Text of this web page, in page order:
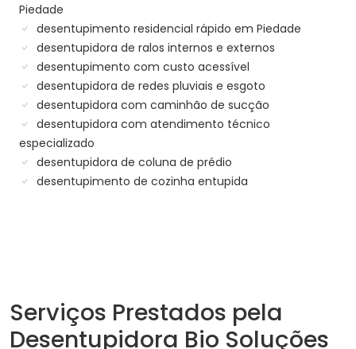
Piedade
desentupimento residencial rápido em Piedade
desentupidora de ralos internos e externos
desentupimento com custo acessível
desentupidora de redes pluviais e esgoto
desentupidora com caminhão de sucção
desentupidora com atendimento técnico
especializado
desentupidora de coluna de prédio
desentupimento de cozinha entupida
Serviços Prestados pela
Desentupidora Bio Soluções